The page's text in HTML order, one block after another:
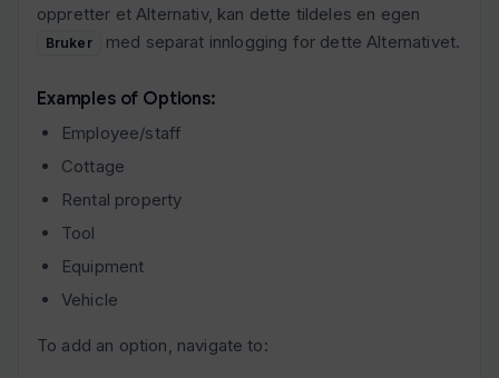
oppretter et Alternativ, kan dette tildeles en egen
Bruker med separat innlogging for dette Alternativet.
Examples of Options:
Employee/staff
Cottage
Rental property
Tool
Equipment
Vehicle
To add an option, navigate to: